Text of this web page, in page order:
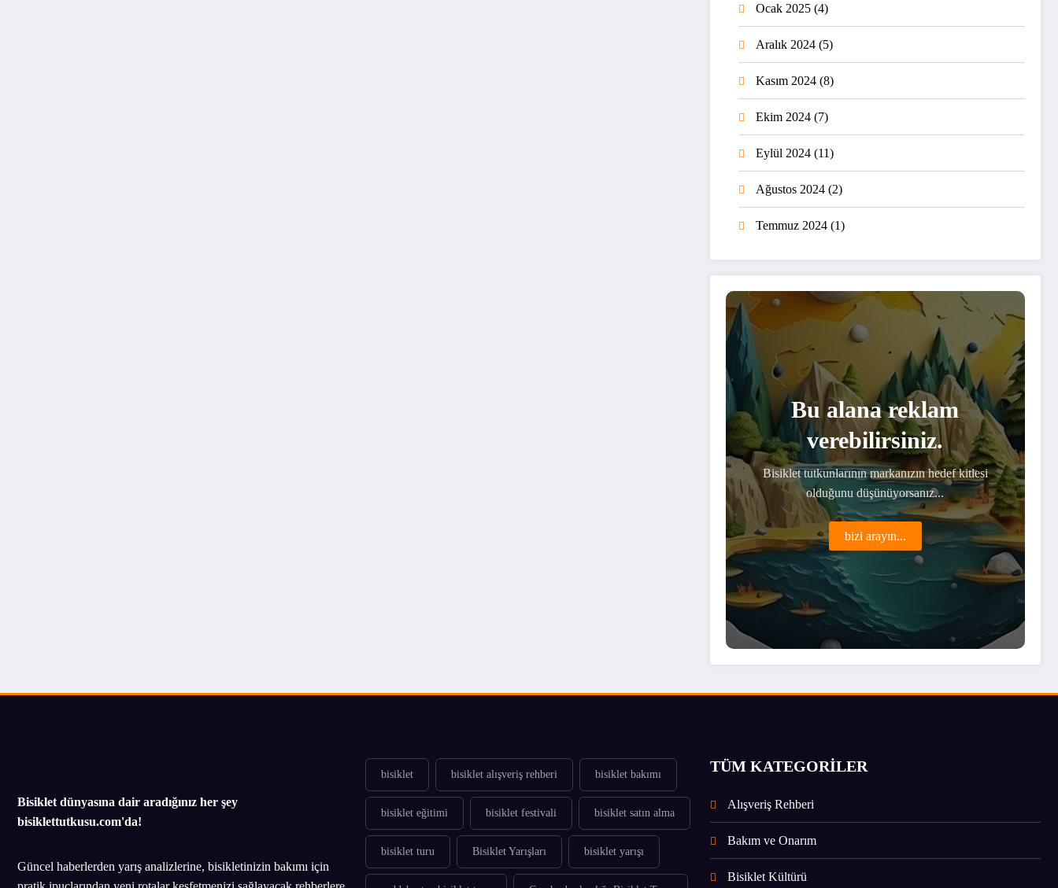
Ocak 2025 (4)
Aralık 2024 (5)
Kasım 2024 (8)
Ekim 2024 (7)
Eylül 2024 (11)
Ağustos 2024 (2)
Temmuz 2024 (1)
Bu alana reklam
verebilirsiniz.
Bisiklet tutkunlarının markanızın hedef kitlesi
olduğunu düşünüyorsanız...
bizi arayın...
Bisiklet dünyasına dair aradığınız her şey
bisiklettutkusu.com'da!
Güncel haberlerden yarış analizlerine, bisikletinizin bakımı için
bisiklet bisiklet alışveriş rehberi bisiklet bakımı
bisiklet eğitimi bisiklet festivali bisiklet satın alma
bisiklet turu Bisiklet Yarışları bisiklet yarışı
TÜM KATEGORİLER
Alışveriş Rehberi
Bakım ve Onarım
Bisiklet Kültürü